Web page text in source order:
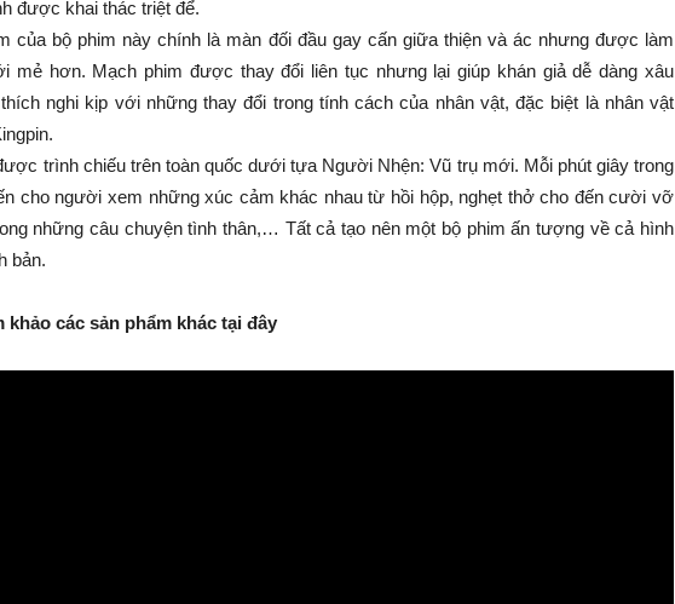
được khai thác triệt để.
của bộ phim này chính là màn đối đầu gay cấn giữa thiện và ác nhưng được làm
mẻ hơn. Mạch phim được thay đổi liên tục nhưng lại giúp khán giả dễ dàng xâu
nghi kịp với những thay đổi trong tính cách của nhân vật, đặc biệt là nhân vật
trình chiếu trên toàn quốc dưới tựa Người Nhện: Vũ trụ mới. Mỗi phút giây trong
cho người xem những xúc cảm khác nhau từ hồi hộp, nghẹt thở cho đến cười vỡ
những câu chuyện tình thân,… Tất cả tạo nên một bộ phim ấn tượng về cả hình
bản.
khảo các sản phẩm khác tại đây